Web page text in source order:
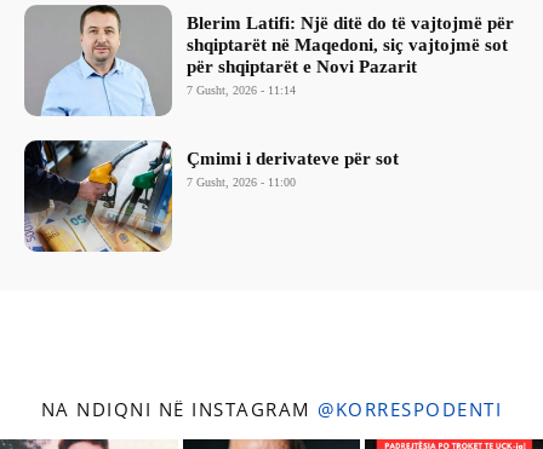
Blerim Latifi: Një ditë do të vajtojmë për
shqiptarët në Maqedoni, siç vajtojmë sot
për shqiptarët e Novi Pazarit
7 Gusht, 2026 - 11:14
Çmimi i derivateve për sot
7 Gusht, 2026 - 11:00
NA NDIQNI NË INSTAGRAM @KORRESPODENTI